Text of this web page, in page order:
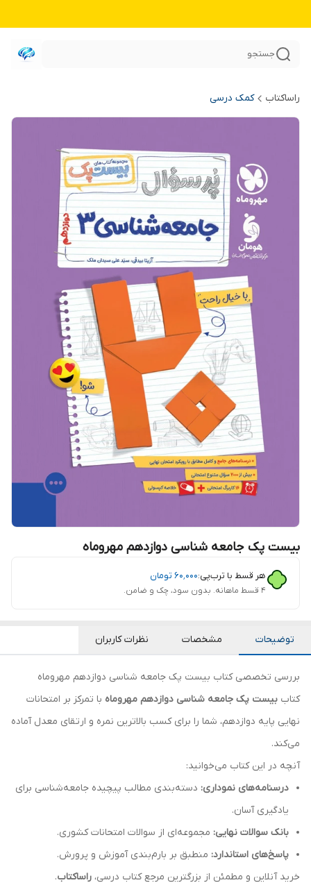
جستجو
راساکتاب کمک درسی
بیست پک جامعه‌ شناسی دوازدهم مهروماه
هر قسط با ترب‌پی:۶۰٬۰۰۰ تومان
۴ قسط ماهانه. بدون سود، چک و ضامن.
توضیحات مشخصات نظرات کاربران
بررسی تخصصی کتاب بیست پک جامعه‌ شناسی دوازدهم مهروماه
کتاب بیست پک جامعه‌ شناسی دوازدهم مهروماه با تمرکز بر امتحانات
نهایی پایه دوازدهم، شما را برای کسب بالاترین نمره و ارتقای معدل آماده
می‌کند.
آنچه در این کتاب می‌خوانید:
درسنامه‌های نموداری: دسته‌بندی مطالب پیچیده جامعه‌شناسی برای
یادگیری آسان.
بانک سوالات نهایی: مجموعه‌ای از سوالات امتحانات کشوری.
پاسخ‌های استاندارد: منطبق بر بارم‌بندی آموزش و پرورش.
خرید آنلاین و مطمئن از بزرگترین مرجع کتاب درسی، راساکتاب.